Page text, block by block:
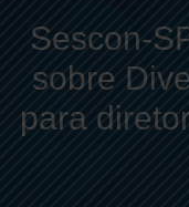
Sescon-
sobre
para